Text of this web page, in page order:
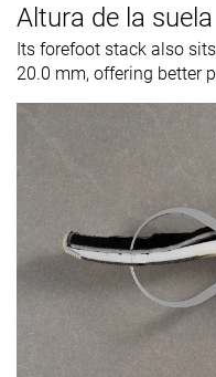
Altura de la
Its forefoot stack also
20.0 mm, offering better